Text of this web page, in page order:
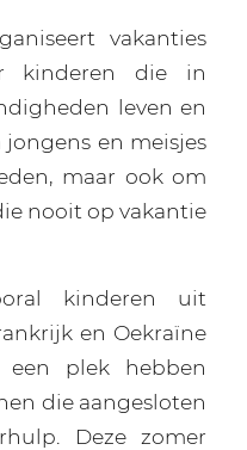
vakanties
kinderen die in
leven en
en meisjes
maar ook om
nooit op vakantie
kinderen uit
en Oekraïne
plek hebben
die aangesloten
Deze zomer